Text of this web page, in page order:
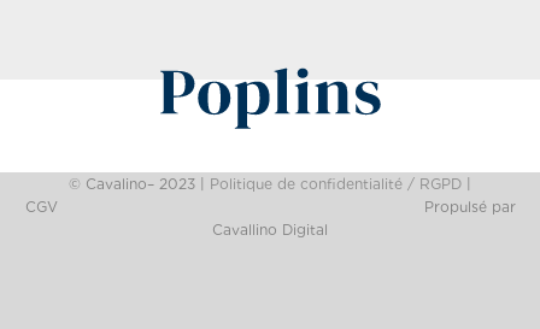
© Cavalino– 2023 | Politique de confidentialité / RGPD
CGV Propulsé par
Cavallino Digital